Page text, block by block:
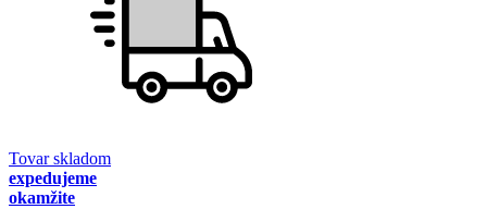
Tovar skladom
expedujeme
okamžite